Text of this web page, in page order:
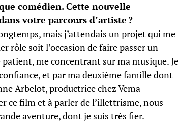
comédien. Cette nouvelle
votre parcours d’artiste ?
mais j’attendais un projet qui me
rôle soit l’occasion de faire passer un
me concentrant sur ma musique. Je
et par ma deuxième famille dont
Arbelot, productrice chez Vema
ce film et à parler de l’illettrisme, nous
aventure, dont je suis très fier.